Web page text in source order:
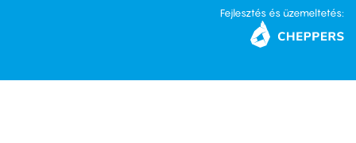
Fejlesztés és üzemeltetés: